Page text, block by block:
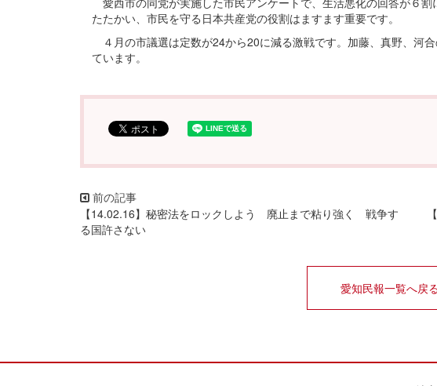
たたかい、市民を守る日本共産党の役割はますます重要です。
４月の市議選は定数が24から20に減る激戦です。加藤、真野、河
ています。
【14.02.16】秘密法をロックしよう 廃止まで粘り強く 戦争す
る国許さない
愛知民報一覧へ戻